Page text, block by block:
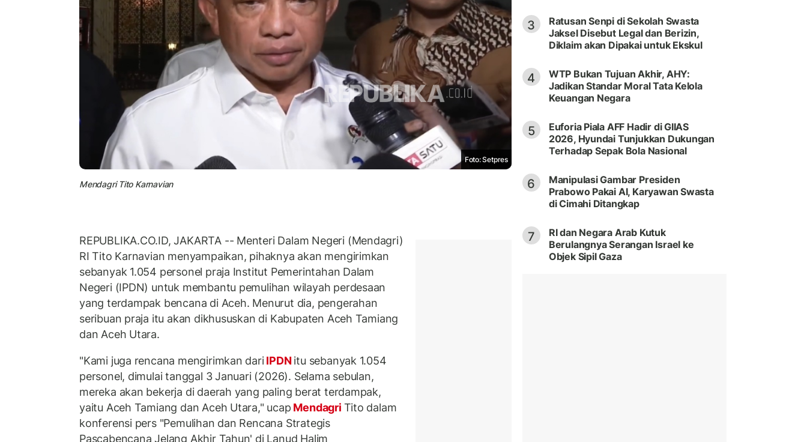
Foto: Setpres
Mendagri Tito Karnavian
REPUBLIKA.CO.ID, JAKARTA -- Menteri Dalam Negeri (Mendagri)
RI Tito Karnavian menyampaikan, pihaknya akan mengirimkan
sebanyak 1.054 personel praja Institut Pemerintahan Dalam
Negeri (IPDN) untuk membantu pemulihan wilayah perdesaan
yang terdampak bencana di Aceh. Menurut dia, pengerahan
seribuan praja itu akan dikhususkan di Kabupaten Aceh Tamiang
dan Aceh Utara.
"Kami juga rencana mengirimkan dariIPDNitu sebanyak 1.054
personel, dimulai tanggal 3 Januari (2026). Selama sebulan,
mereka akan bekerja di daerah yang paling berat terdampak,
yaitu Aceh Tamiang dan Aceh Utara," ucap Mendagri Tito dalam
konferensi pers "Pemulihan dan Rencana Strategis
Pascabencana Jelang Akhir Tahun' di Lanud Halim
3
Ratusan Senpi di Sekolah Swasta
Jaksel Disebut Legal dan Berizin,
Diklaim akan Dipakai untuk Ekskul
4
WTP Bukan Tujuan Akhir, AHY:
Jadikan Standar Moral Tata Kelola
Keuangan Negara
5
Euforia Piala AFF Hadir di GIIAS
2026, Hyundai Tunjukkan Dukungan
Terhadap Sepak Bola Nasional
6
Manipulasi Gambar Presiden
Prabowo Pakai AI, Karyawan Swasta
di Cimahi Ditangkap
7
RI dan Negara Arab Kutuk
Berulangnya Serangan Israel ke
Objek Sipil Gaza